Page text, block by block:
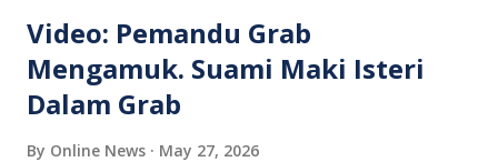
Video: Pemandu Grab
Mengamuk. Suami Maki Isteri
Dalam Grab
By Online News May 27, 2026